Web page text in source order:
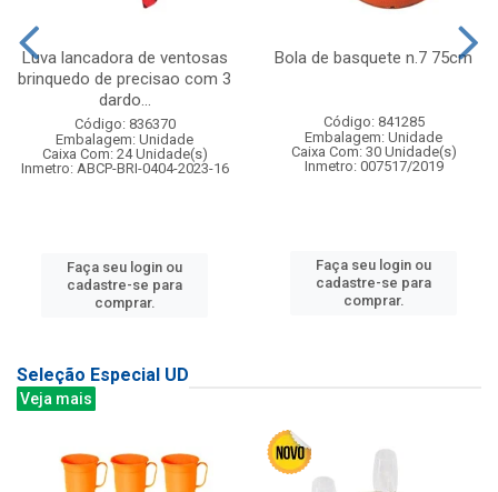
Luva lancadora de ventosas
brinquedo de precisao com 3
dardo...
Código: 836370
Embalagem: Unidade
Caixa Com: 24 Unidade(s)
Inmetro: ABCP-BRI-0404-2023-16
Faça seu login ou
cadastre-se para
comprar.
Bola de basquete n.7 75cm
Código: 841285
Embalagem: Unidade
Caixa Com: 30 Unidade(s)
Inmetro: 007517/2019
Faça seu login ou
cadastre-se para
comprar.
Seleção Especial UD
Veja mais